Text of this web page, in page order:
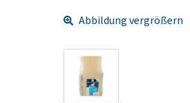
Abbildung vergrößern